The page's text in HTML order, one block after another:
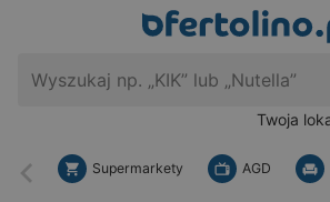
Twoja
Wstecz
Supermarkety AGD